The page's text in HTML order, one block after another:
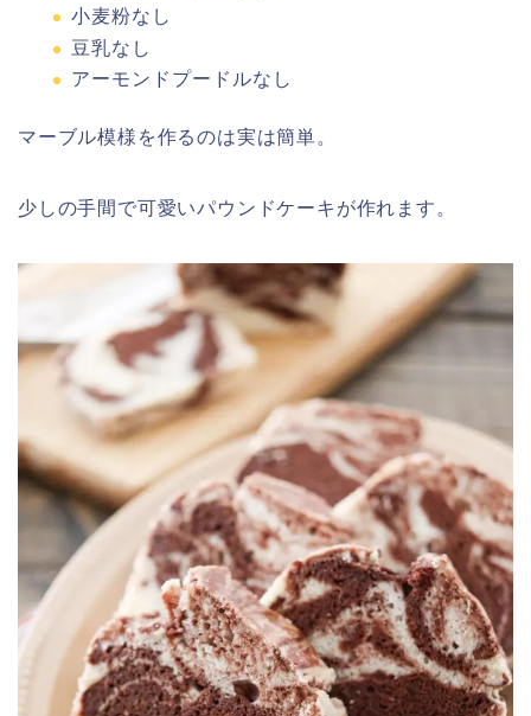
小麦粉なし
豆乳なし
アーモンドプードルなし
マーブル模様を作るのは実は簡単。
少しの手間で可愛いパウンドケーキが作れます。